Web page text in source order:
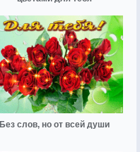
Без слов, но от всей души